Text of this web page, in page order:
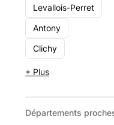
Levallois-Perret
Antony
Clichy
+ Plus
Départements
Sin
Sin Advice Services
11 Avenue De La